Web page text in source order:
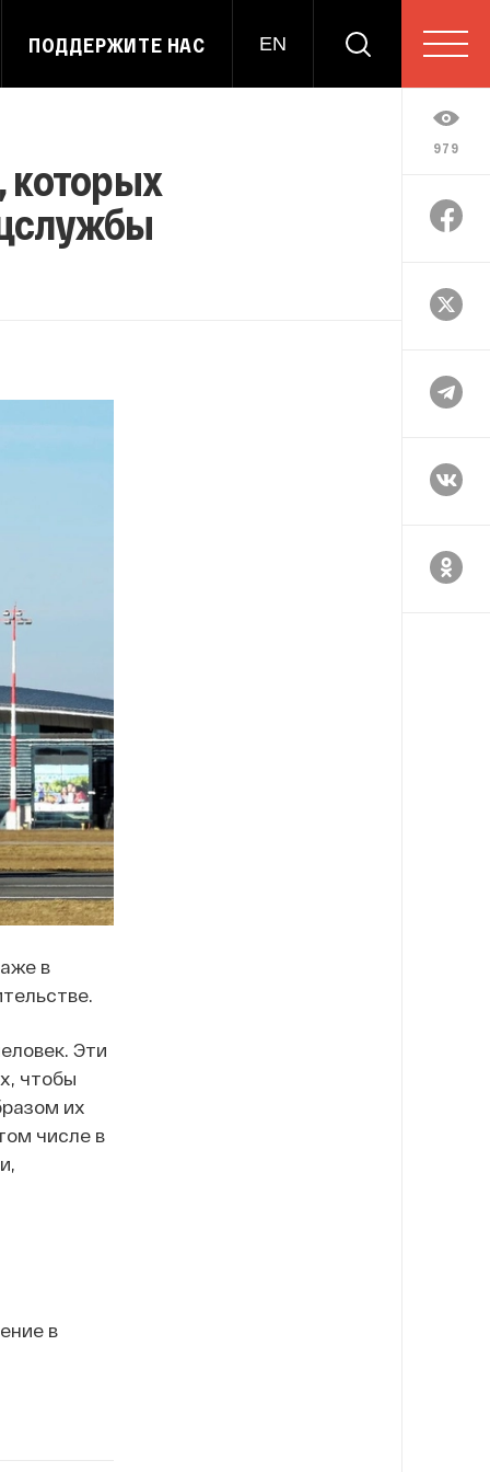
ПОДДЕРЖИТЕ НАС EN
979
которых
в
Эти
чтобы
их
числе в
в